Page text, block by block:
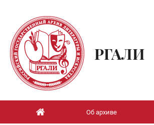
РГАЛИ
Об архиве